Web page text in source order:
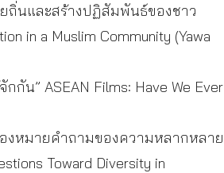
ถิ่นและสร้างปฏิสัมพันธ์ของชาว
in a Muslim Community (Yawa
กัน” ASEAN Films: Have We Ever
งหมายคำถามของความหลากหลาย
Toward Diversity in